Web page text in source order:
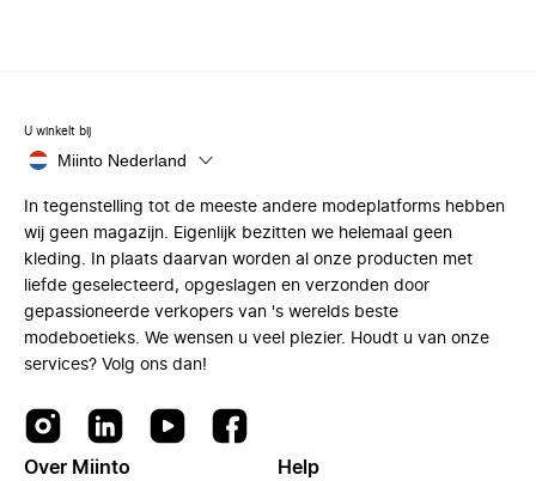
U winkelt bij
Miinto Nederland
In tegenstelling tot de meeste andere modeplatforms hebben
wij geen magazijn. Eigenlijk bezitten we helemaal geen
kleding. In plaats daarvan worden al onze producten met
liefde geselecteerd, opgeslagen en verzonden door
gepassioneerde verkopers van 's werelds beste
modeboetieks. We wensen u veel plezier. Houdt u van onze
services? Volg ons dan!
Over Miinto Help